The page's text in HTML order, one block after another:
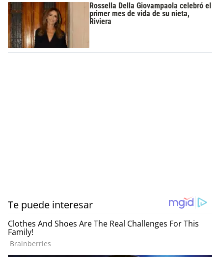
Rossella Della Giovampaola celebró el
primer mes de vida de su nieta,
Riviera